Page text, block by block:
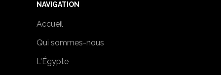
NAVIGATION
Accueil
Qui sommes-nous
L'Égypte